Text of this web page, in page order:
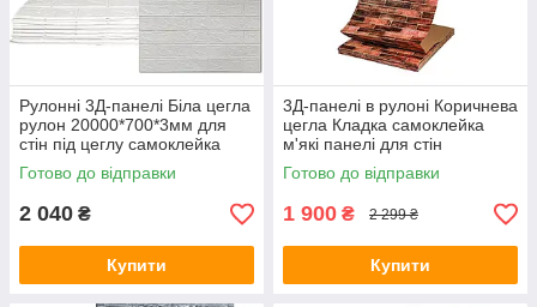
Рулонні 3Д-панелі Біла цегла
рулон 20000*700*3мм для
стін під цеглу самоклейка
(R001-3-20) SW-00001392
Готово до відправки
2 040 ₴
Купити
3Д-панелі в рулоні Коричнева
цегла Кладка самоклейка
м'які панелі для стін
700мм*20м*3мм R179-3-20
SW-00001469
Готово до відправки
1 900 ₴ 2 299 ₴
Купити